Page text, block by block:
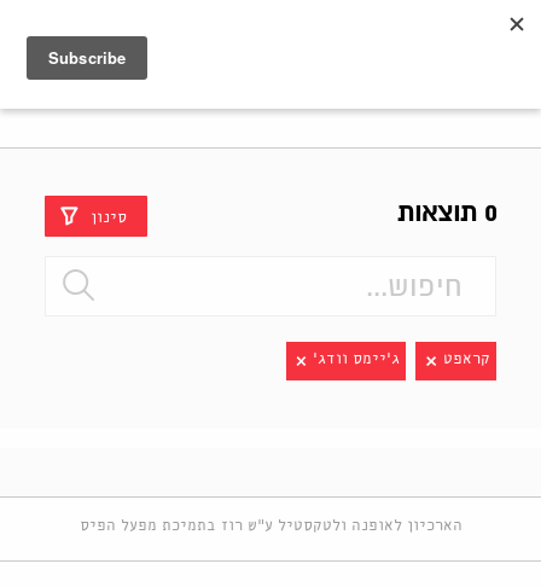
0 תוצאות סינון
קראפט ג'יימס וודג'
הארכיון לאופנה ולטקסטיל ע"ש רוז בתמיכת מפעל הפיס